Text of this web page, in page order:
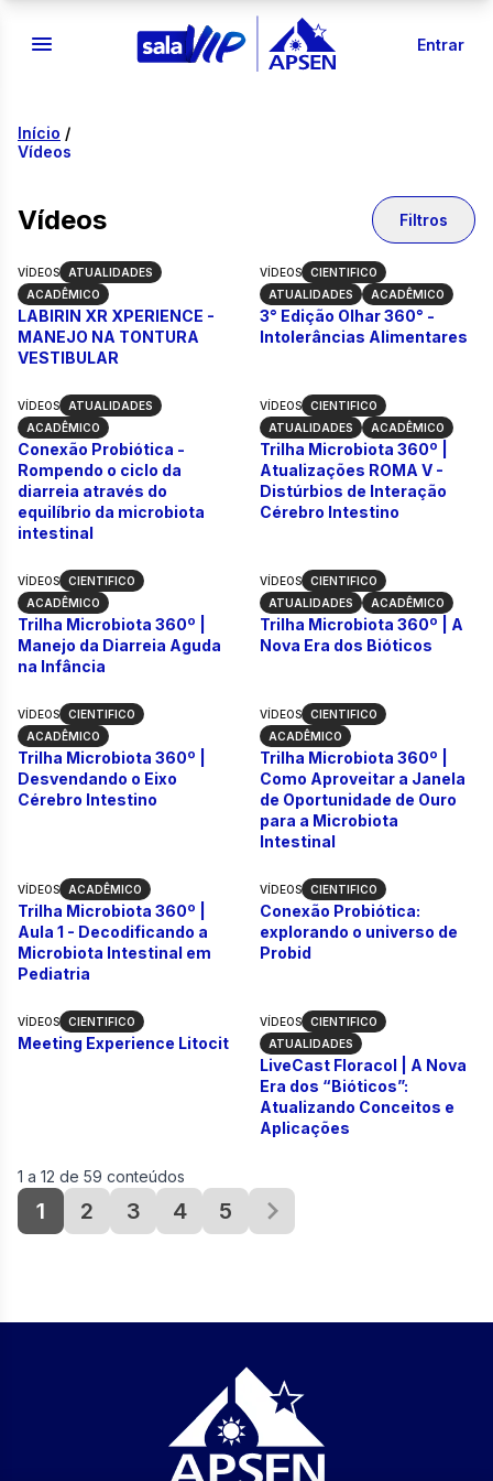
Entrar
Início /
Vídeos
Vídeos Filtros
LABIRIN XR XPERIENCE - MANEJO NA TONTURA
VÍDEOS
ATUALIDADES
ACADÊMICO
LABIRIN XR XPERIENCE -
MANEJO NA TONTURA
VESTIBULAR
3° Edição Olhar
VÍDEOS
CIENTIFICO
ATUALIDADES
ACADÊMICO
3° Edição Olhar 360° -
Intolerâncias Alimentares
Conexão Probiótica - Rompendo o ciclo da
VÍDEOS
ATUALIDADES
ACADÊMICO
Conexão Probiótica -
Rompendo o ciclo da
diarreia através do
equilíbrio da microbiota
intestinal
Trilha Microbiota
VÍDEOS
CIENTIFICO
ATUALIDADES
ACADÊMICO
Trilha Microbiota 360º |
Atualizações ROMA V -
Distúrbios de Interação
Cérebro Intestino
Trilha Microbiota 360º | Manejo da Diarreia
VÍDEOS
CIENTIFICO
ACADÊMICO
Trilha Microbiota 360º |
Manejo da Diarreia Aguda
na Infância
Trilha Microbiota
VÍDEOS
CIENTIFICO
ATUALIDADES
ACADÊMICO
Trilha Microbiota 360º | A
Nova Era dos Bióticos
Trilha Microbiota 360º | Desvendando o Eixo
VÍDEOS
CIENTIFICO
ACADÊMICO
Trilha Microbiota 360º |
Desvendando o Eixo
Cérebro Intestino
Trilha
VÍDEOS
CIENTIFICO
ACADÊMICO
Trilha Microbiota 360º |
Como Aproveitar a Janela
de Oportunidade de Ouro
para a Microbiota
Intestinal
Trilha Microbiota 360º | Aula 1 - Decodificando a
VÍDEOS ACADÊMICO
Trilha Microbiota 360º |
Aula 1 - Decodificando a
Microbiota Intestinal em
Pediatria
Conexão
VÍDEOS CIENTIFICO
Conexão Probiótica:
explorando o universo de
Probid
Meeting Experience Litocit
VÍDEOS CIENTIFICO
Meeting Experience Litocit
LiveCast
VÍDEOS
CIENTIFICO
ATUALIDADES
LiveCast Floracol | A Nova
Era dos “Bióticos”:
Atualizando Conceitos e
Aplicações
1 a 12 de 59 conteúdos
1 2 3 4 5